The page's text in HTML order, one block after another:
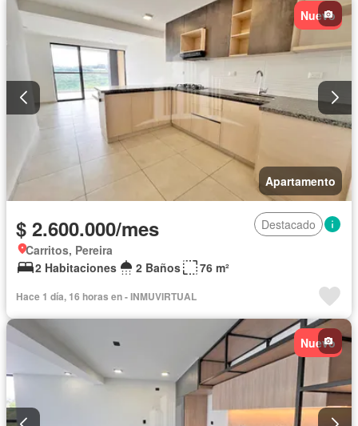
Nuevo
Apartamento
$ 2.600.000/mes
Destacado
Carritos, Pereira
2 Habitaciones
2 Baños 76 m²
Hace 1 día, 16 horas en - INMUVIRTUAL
Nuevo